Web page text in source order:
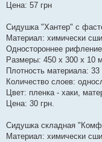
Цена: 57 грн
Сидушка "Хантер" с
Материал: химически
Одностороннее
Размеры: 450 х 300 х 10
Плотность материала: 33
Количество слоев:
Цвет: пленка - хаки,
Цена: 30 грн.
Сидушка складная
Материал: химически